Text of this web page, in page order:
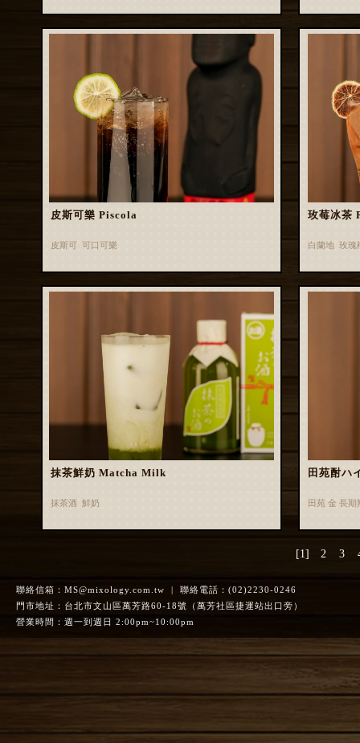
皮斯可樂 Piscola
皮斯可 可口可樂
玫莓冰茶
白蘭地 玫瑰
抹茶鮮奶 Matcha Milk
抹茶酒 鮮奶
田苑酎ハ
田苑 金 長
[1] 2 3
聯絡信箱： MS@mixology.com.tw | 聯絡電話：(02)2230-0246
門市地址：台北市文山區萬芳路60-18號（萬芳社區捷運站出口旁）
營業時間：週一到週日 2:00pm~10:00pm